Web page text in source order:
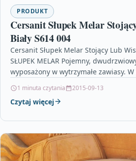
PRODUKT
Cersanit Słupek Melar
Biały S614 004
Cersanit Słupek Melar Stojący Lub
SŁUPEK MELAR Pojemny,
wyposażony w wytrzymałe zawiasy.
1 minuta czytania 2015-09-13
Czytaj więcej